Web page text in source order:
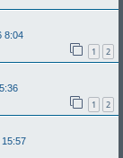
8:04
1 2
1 2
15:57